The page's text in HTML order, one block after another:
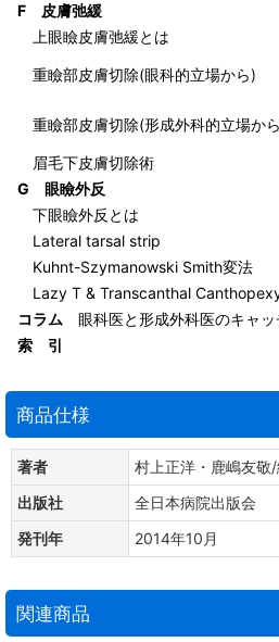
F 皮膚弛緩
上眼瞼皮膚弛緩とは
重瞼部皮膚切除(眼科的立場から)
重瞼部皮膚切除(形成外科的立場か
眉毛下皮膚切除術
G 眼瞼外反
下眼瞼外反とは
Lateral tarsal strip
Kuhnt-Szymanowski Smith変法
Lazy T & Transcanthal
コラム 眼科医と形成外科医のキャッ
索 引
商品仕様
著者
村上正洋・鹿嶋友敬
出版社
全日本病院出版会
発刊年
2014年10月
関連商品